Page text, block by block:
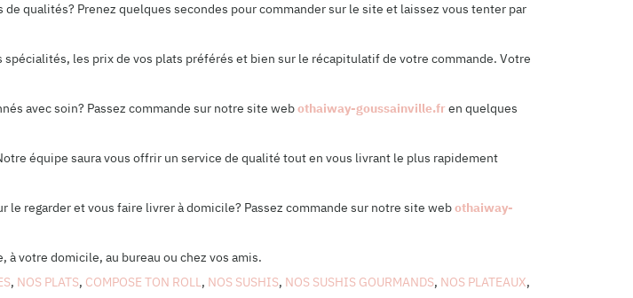
qualités? Prenez quelques secondes pour commander sur le site et laissez vous tenter par
les prix de vos plats préférés et bien sur le récapitulatif de votre commande. Votre
avec soin? Passez commande sur notre site webothaiway-goussainville.fren quelques
équipe saura vous offrir un service de qualité tout en vous livrant le plus rapidement
regarder et vous faire livrer à domicile? Passez commande sur notre site webothaiway-
votre domicile, au bureau ou chez vos amis.
, NOS PLATS, COMPOSE TON ROLL, NOS SUSHIS, NOS SUSHIS GOURMANDS, NOS PLATEAUX,